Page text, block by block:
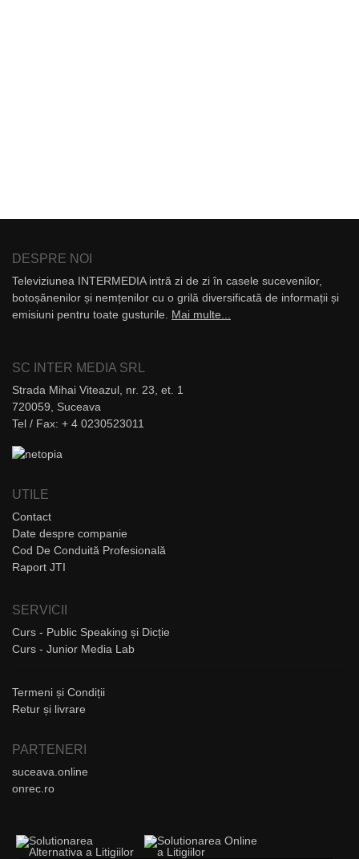
DESPRE NOI
Televiziunea INTERMEDIA intră zi de zi în casele sucevenilor,
botoșănenilor și nemțenilor cu o grilă diversificată de informații și
emisiuni pentru toate gusturile. Mai multe...
SC INTER MEDIA SRL
Strada Mihai Viteazul, nr. 23, et. 1
720059, Suceava
Tel / Fax: + 4 0230523011
UTILE
Contact
Date despre companie
Cod De Conduită Profesională
Raport JTI
SERVICII
Curs - Public Speaking și Dicție
Curs - Junior Media Lab
Termeni și Condiții
Retur și livrare
PARTENERI
suceava.online
onrec.ro